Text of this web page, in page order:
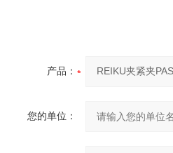
产品：
您的单位：